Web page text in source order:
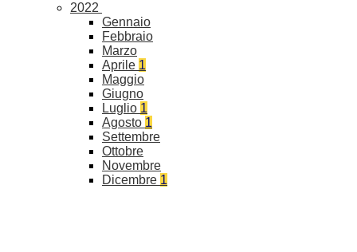
2022
Gennaio
Febbraio
Marzo
Aprile 1
Maggio
Giugno
Luglio 1
Agosto 1
Settembre
Ottobre
Novembre
Dicembre 1